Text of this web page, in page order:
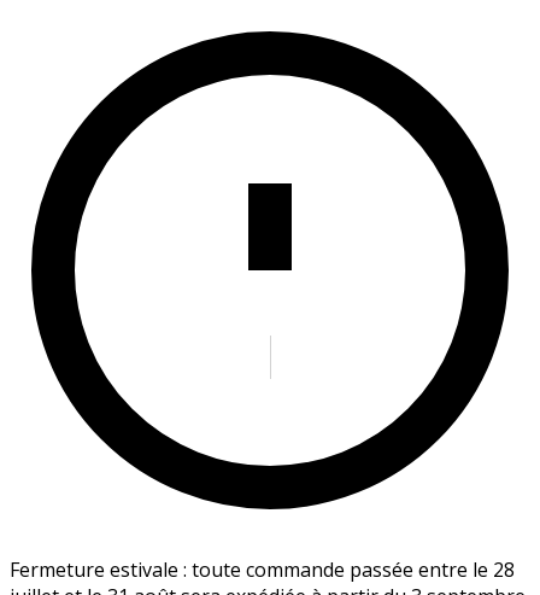
Fermeture estivale : toute commande passée entre le 28